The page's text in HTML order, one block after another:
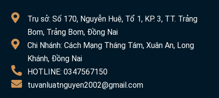
Trụ sở: Số 170, Nguyễn Huệ, Tổ 1, KP. 3, TT. Trảng
Bom, Trảng Bom, Đồng Nai
Chi Nhánh: Cách Mạng Tháng Tám, Xuân An, Long
Khánh, Đồng Nai
HOTLINE: 0347567150
tuvanluatnguyen2002@gmail.com